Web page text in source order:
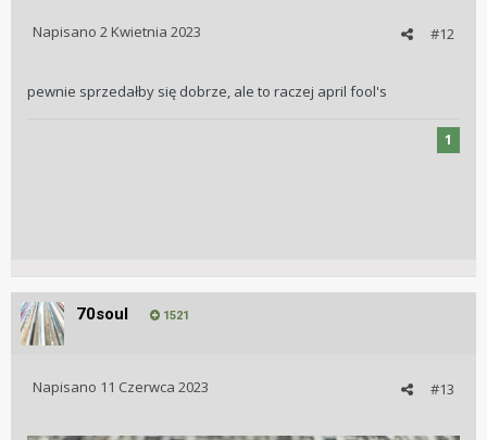
#12
Napisano 2 Kwietnia 2023
pewnie sprzedałby się dobrze, ale to raczej april fool's
1
70soul 1521
#13
Napisano 11 Czerwca 2023